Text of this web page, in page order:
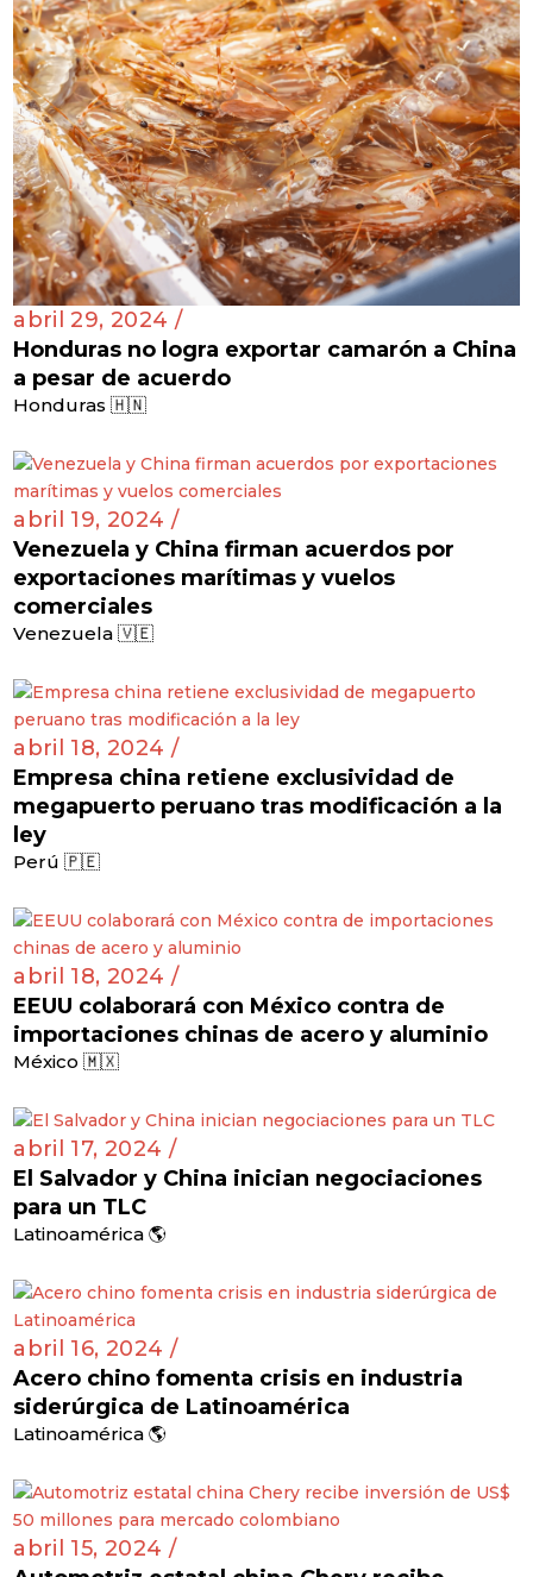
abril 29, 2024 /
Honduras no logra exportar camarón a China
a pesar de acuerdo
Honduras 🇭🇳
abril 19, 2024 /
Venezuela y China firman acuerdos por
exportaciones marítimas y vuelos
comerciales
Venezuela 🇻🇪
abril 18, 2024 /
Empresa china retiene exclusividad de
megapuerto peruano tras modificación a la
ley
Perú 🇵🇪
abril 18, 2024 /
EEUU colaborará con México contra de
importaciones chinas de acero y aluminio
México 🇲🇽
abril 17, 2024 /
El Salvador y China inician negociaciones
para un TLC
Latinoamérica 🌎
abril 16, 2024 /
Acero chino fomenta crisis en industria
siderúrgica de Latinoamérica
Latinoamérica 🌎
abril 15, 2024 /